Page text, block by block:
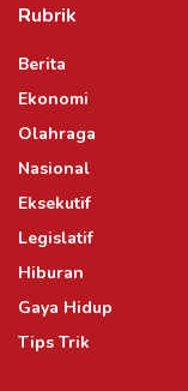
Rubrik
Berita
Ekonomi
Olahraga
Nasional
Eksekutif
Legislatif
Hiburan
Gaya Hidup
Tips Trik